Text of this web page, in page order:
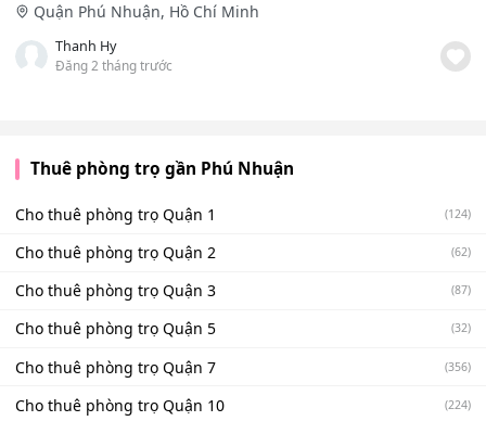
Quận Phú Nhuận, Hồ Chí Minh
Thanh Hy
Đăng 2 tháng trước
Thuê phòng trọ gần Phú Nhuận
Cho thuê phòng trọ Quận 1 (124)
Cho thuê phòng trọ Quận 2 (62)
Cho thuê phòng trọ Quận 3 (87)
Cho thuê phòng trọ Quận 5 (32)
Cho thuê phòng trọ Quận 7 (356)
Cho thuê phòng trọ Quận 10 (224)